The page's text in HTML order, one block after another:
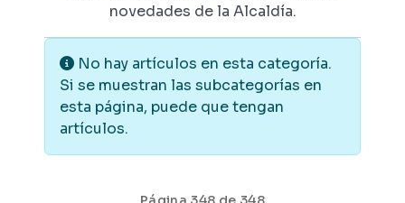
novedades de la Alcaldía.
Información
No hay artículos en esta categoría.
Si se muestran las subcategorías en
esta página, puede que tengan
artículos.